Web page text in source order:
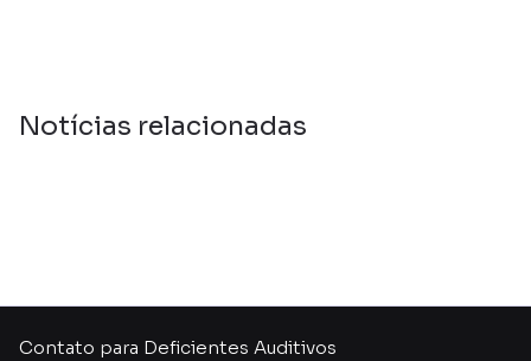
Notícias relacionadas
Contato para Deficientes Auditivos